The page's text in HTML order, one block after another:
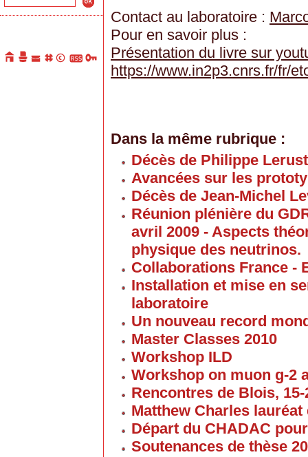
Contact au laboratoire :
Pour en savoir plus :
Présentation du livre sur
https://www.in2p3.cnrs.fr/fr/
Dans la même rubrique :
Décès de Philippe
Avancées sur les
Décès de Jean-Michel
Réunion plénière du
avril 2009 - Aspects
physique des neutrinos.
Collaborations France -
Installation et mise en
laboratoire
Un nouveau record
Master Classes 2010
Workshop ILD
Workshop on muon g-2
Rencontres de Blois,
Matthew Charles
Départ du CHADAC
Soutenances de thèse